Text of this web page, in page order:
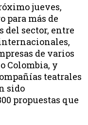
jueves,
para más de
del sector, entre
de varios
Colombia, y
teatrales
sido
propuestas que